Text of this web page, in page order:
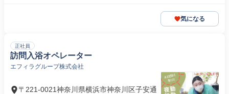
気になる
正社員
訪問入浴オペレーター
エフィラグループ株式会社
〒221-0021神奈川県横浜市神奈川区子安通